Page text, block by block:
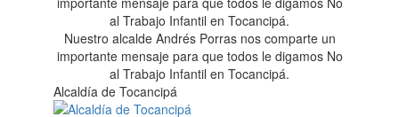
al Trabajo Infantil en Tocancipá.
Nuestro alcalde Andrés Porras nos comparte un
importante mensaje para que todos le digamos No
al Trabajo Infantil en Tocancipá.
Alcaldía de Tocancipá